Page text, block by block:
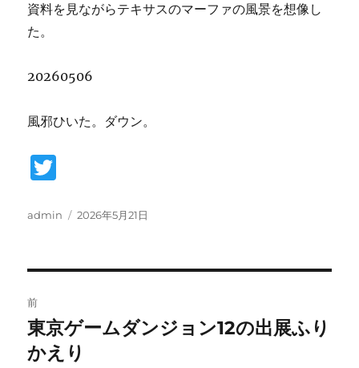
資料を見ながらテキサスのマーファの風景を想像し
た。
20260506
風邪ひいた。ダウン。
it
r
投
admin
投
2026年5月21日
稿
ナ
前
前
の
東京ゲームダンジョン12の出展ふり
かえり